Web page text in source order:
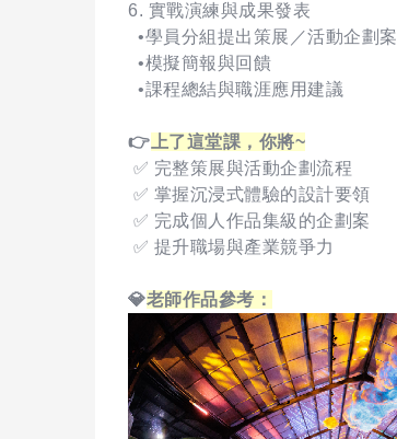
6. 實戰演練與成果發表
•學員分組提出策展／活動企劃案
•模擬簡報與回饋
•課程總結與職涯應用建議
👉 上了這堂課，你將~
✅ 完整策展與活動企劃流程
✅ 掌握沉浸式體驗的設計要領
✅ 完成個人作品集級的企劃案
✅ 提升職場與產業競爭力
💎老師作品參考：